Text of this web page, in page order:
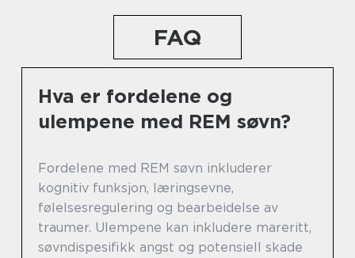
FAQ
Hva er fordelene og
ulempene med REM søvn?
Fordelene med REM søvn inkluderer
kognitiv funksjon, læringsevne,
følelsesregulering og bearbeidelse av
traumer. Ulempene kan inkludere mareritt,
søvndispesifikk angst og potensiell skade